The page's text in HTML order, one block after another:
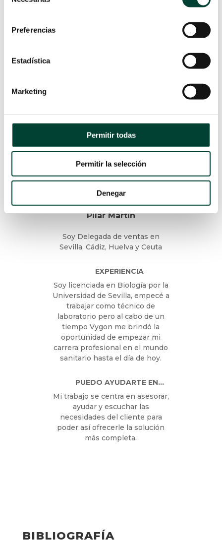
Preferencias
Estadística
Marketing
Permitir todas
Permitir la selección
Denegar
Pilar Martín
Soy Delegada de ventas en
Sevilla, Cádiz, Huelva y Ceuta
EXPERIENCIA
Soy licenciada en Biología por la
Universidad de Sevilla, empecé a
trabajar como técnico de
laboratorio pero al cabo de un
tiempo Vygon me brindó la
oportunidad de empezar mi
carrera profesional en el mundo
sanitario hasta el día de hoy.
PUEDO AYUDARTE EN…
Mi trabajo se centra en asesorar,
ayudar y escuchar las
necesidades del cliente para
poder así ofrecerle la solución
más completa.
BIBLIOGRAFÍA